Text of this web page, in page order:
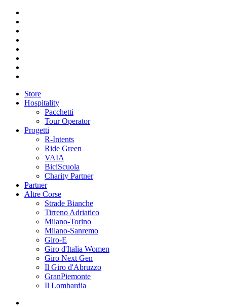
Store
Hospitality
Pacchetti
Tour Operator
Progetti
R-Intents
Ride Green
VAIA
BiciScuola
Charity Partner
Partner
Altre Corse
Strade Bianche
Tirreno Adriatico
Milano-Torino
Milano-Sanremo
Giro-E
Giro d'Italia Women
Giro Next Gen
Il Giro d'Abruzzo
GranPiemonte
Il Lombardia